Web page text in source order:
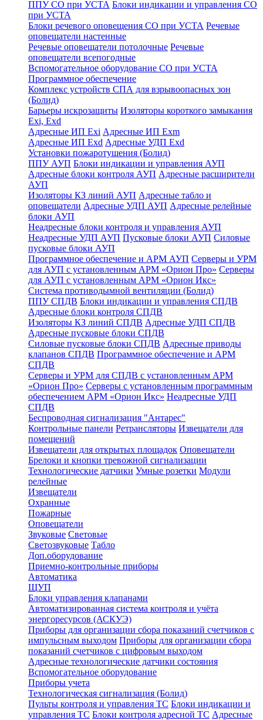
ППУ СО при УСТА Блоки индикации и управления СО
при УСТА
Блоки речевого оповещения СО при УСТА Речевые
оповещатели настенные
Речевые оповещатели потолочные Речевые
оповещатели всепогодные
Вспомогательное оборудование СО при УСТА
Программное обеспечение
Комплекс устройств СПА для взрывоопасных зон
(Болид)
Барьеры искрозащиты Изоляторы короткого замыкания
Exi, Exd
Адресные ИП Exi Адресные ИП Exm
Адресные ИП Exd Адресные УДП Exd
Установки пожаротушения (Болид)
ППУ АУП Блоки индикации и управления АУП
Адресные блоки контроля АУП Адресные расширители
АУП
Изоляторы КЗ линий АУП Адресные табло и
оповещатели Адресные УДП АУП Адресные релейные
блоки АУП
Неадресные блоки контроля и управления АУП
Неадресные УДП АУП Пусковые блоки АУП Силовые
пусковые блоки АУП
Программное обеспечение и АРМ АУП Серверы и УРМ
для АУП с установленным АРМ «Орион Про» Серверы
для АУП с установленным АРМ «Орион Икс»
Система противодымной вентиляции (Болид)
ППУ СПДВ Блоки индикации и управления СПДВ
Адресные блоки контроля СПДВ
Изоляторы КЗ линий СПДВ Адресные УДП СПДВ
Адресные пусковые блоки СПДВ
Силовые пусковые блоки СПДВ Адресные приводы
клапанов СПДВ Программное обеспечение и АРМ
СПДВ
Серверы и УРМ для СПДВ с установленным АРМ
«Орион Про» Серверы с установленным программным
обеспечением АРМ «Орион Икс» Неадресные УДП
СПДВ
Беспроводная сигнализация "Антарес"
Контрольные панели Ретрансляторы Извещатели для
помещений
Извещатели для открытых площадок Оповещатели
Брелоки и кнопки тревожной сигнализации
Технологические датчики Умные розетки Модули
релейные
Извещатели
Охранные
Пожарные
Оповещатели
Звуковые Световые
Светозвуковые Табло
Доп.оборудование
Приемно-контрольные приборы
Автоматика
ЩУП
Блоки управления клапанами
Автоматизированная система контроля и учёта
энергоресурсов (АСКУЭ)
Приборы для организации сбора показаний счетчиков с
импульсным выходом Приборы для организации сбора
показаний счетчиков с цифровым выходом
Адресные технологические датчики состояния
Вспомогательное оборудование
Приборы учета
Технологическая сигнализация (Болид)
Пульты контроля и управления ТС Блоки индикации и
управления ТС Блоки контроля адресной ТС Адресные